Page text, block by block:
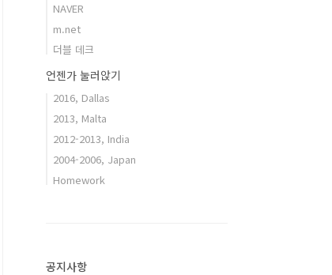
NAVER
m.net
더블 데크
언젠가 눌러앉기
2016, Dallas
2013, Malta
2012-2013, India
2004-2006, Japan
Homework
공지사항